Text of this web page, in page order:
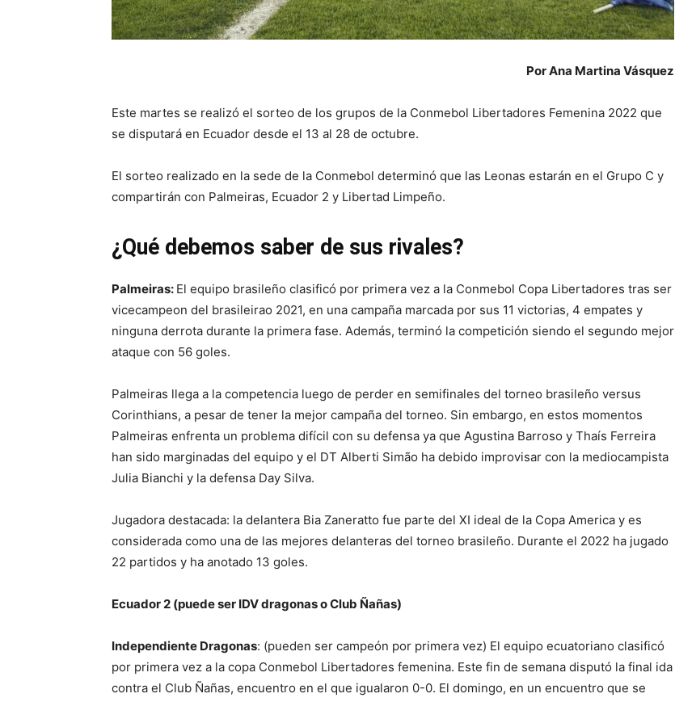
Por Ana Martina Vásquez
Este martes se realizó el sorteo de los grupos de la Conmebol Libertadores Femenina 2022 que
se disputará en Ecuador desde el 13 al 28 de octubre.
El sorteo realizado en la sede de la Conmebol determinó que las Leonas estarán en el Grupo C y
compartirán con Palmeiras, Ecuador 2 y Libertad Limpeño.
¿Qué debemos saber de sus rivales?
Palmeiras: El equipo brasileño clasificó por primera vez a la Conmebol Copa Libertadores tras ser
vicecampeon del brasileirao 2021, en una campaña marcada por sus 11 victorias, 4 empates y
ninguna derrota durante la primera fase. Además, terminó la competición siendo el segundo mejor
ataque con 56 goles.
Palmeiras llega a la competencia luego de perder en semifinales del torneo brasileño versus
Corinthians, a pesar de tener la mejor campaña del torneo. Sin embargo, en estos momentos
Palmeiras enfrenta un problema difícil con su defensa ya que Agustina Barroso y Thaís Ferreira
han sido marginadas del equipo y el DT Alberti Simão ha debido improvisar con la mediocampista
Julia Bianchi y la defensa Day Silva.
Jugadora destacada: la delantera Bia Zaneratto fue parte del XI ideal de la Copa America y es
considerada como una de las mejores delanteras del torneo brasileño. Durante el 2022 ha jugado
22 partidos y ha anotado 13 goles.
Ecuador 2 (puede ser IDV dragonas o Club Ñañas)
Independiente Dragonas: (pueden ser campeón por primera vez) El equipo ecuatoriano clasificó
por primera vez a la copa Conmebol Libertadores femenina. Este fin de semana disputó la final ida
contra el Club Ñañas, encuentro en el que igualaron 0-0. El domingo, en un encuentro que se